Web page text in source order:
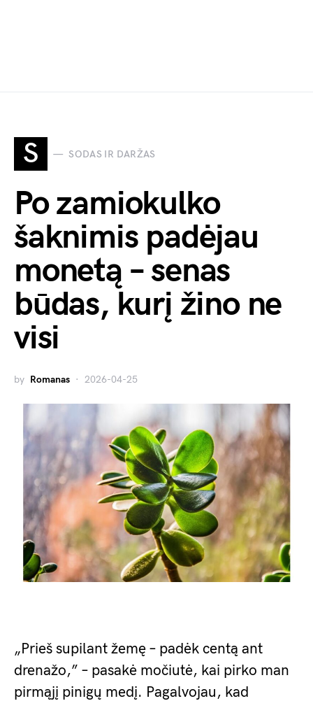
S SODAS IR DARŽAS
Po zamiokulko
šaknimis padėjau
monetą – senas
būdas, kurį žino ne
visi
by Romanas 2026-04-25
„Prieš supilant žemę – padėk centą ant
drenažo,” – pasakė močiutė, kai pirko man
pirmąjį pinigų medį. Pagalvojau, kad